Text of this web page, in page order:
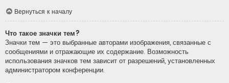
Вернуться к началу
Что такое значки тем?
Значки тем — это выбранные авторами изображения, связанные с
сообщениями и отражающие их содержание. Возможность
использования значков тем зависит от разрешений, установленных
администратором конференции.